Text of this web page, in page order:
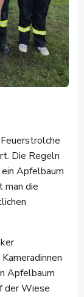
Die Regeln
Apfelbaum
man die
Apfelbaum
der Wiese